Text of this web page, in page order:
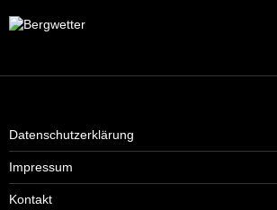
Datenschutzerklärung
Impressum
Kontakt